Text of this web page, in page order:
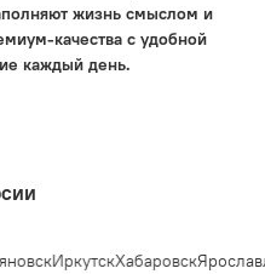
жизнь смыслом и
качества с удобной
каждый день.
ИркутскХабаровскЯрославль